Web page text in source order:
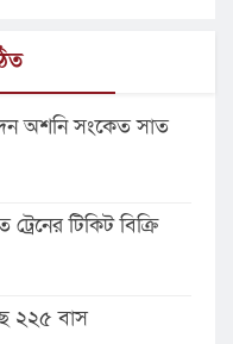
অশনি সংকেত সাত
টিকিট বিক্রি
২২৫ বাস